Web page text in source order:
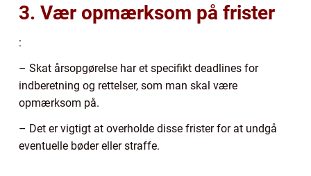
3. Vær opmærksom på frister
:
– Skat årsopgørelse har et specifikt deadlines for
indberetning og rettelser, som man skal være
opmærksom på.
– Det er vigtigt at overholde disse frister for at undgå
eventuelle bøder eller straffe.